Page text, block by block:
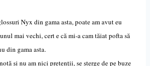
Nyx din gama asta, poate am avut eu
mai vechi, cert e că mi-a cam tăiat pofta să
din gama asta.
și nu am nici pretenții, se șterge de pe buze